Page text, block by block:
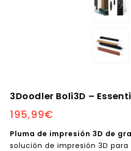
3Doodler Boli3D –
195,99€
Pluma de impresión 3D de
solución de impresión 3D